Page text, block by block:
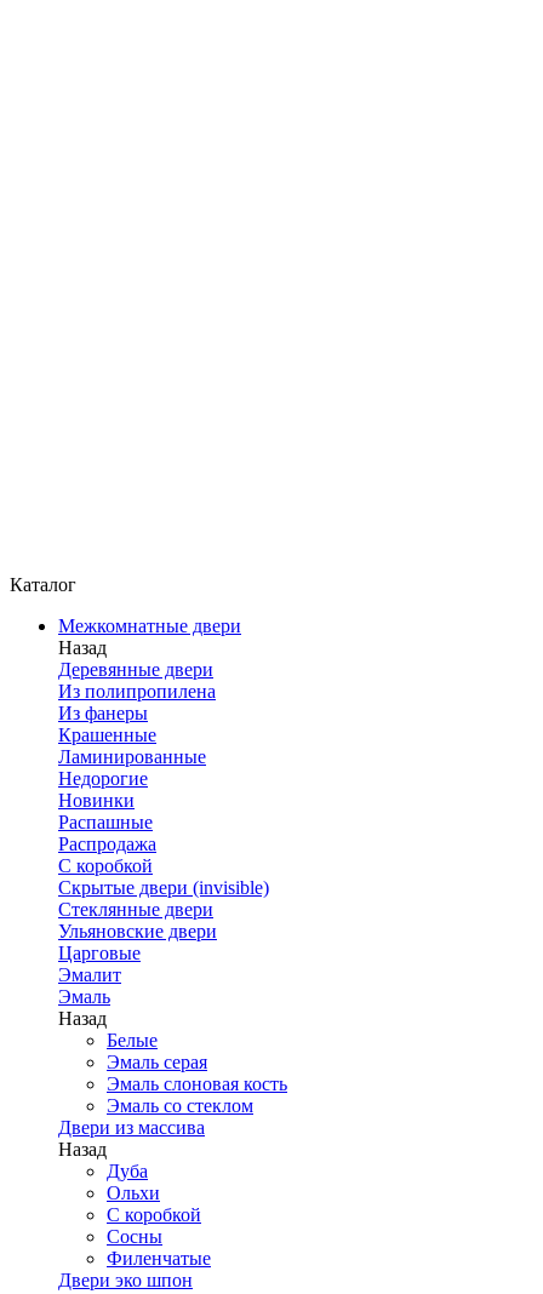
Каталог
Межкомнатные двери
Назад
Деревянные двери
Из полипропилена
Из фанеры
Крашенные
Ламинированные
Недорогие
Новинки
Распашные
Распродажа
С коробкой
Скрытые двери (invisible)
Стеклянные двери
Ульяновские двери
Царговые
Эмалит
Эмаль
Назад
Белые
Эмаль серая
Эмаль слоновая кость
Эмаль со стеклом
Двери из массива
Назад
Дуба
Ольхи
С коробкой
Сосны
Филенчатые
Двери эко шпон